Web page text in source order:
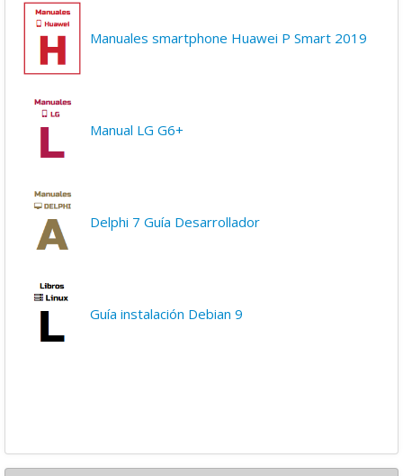
Manuales smartphone Huawei P Smart 2019
Manual LG G6+
Delphi 7 Guía Desarrollador
Guía instalación Debian 9